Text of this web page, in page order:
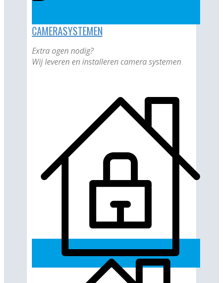
CAMERASYSTEMEN
Extra ogen nodig?
Wij leveren en installeren camera systemen